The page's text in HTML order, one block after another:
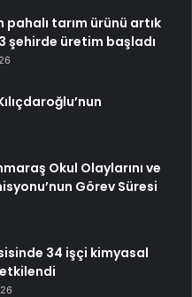
pahalı tarım ürünü artık
şehirde üretim başladı
Okul Olaylarını ve
Görev Süresi
34 işçi kimyasal